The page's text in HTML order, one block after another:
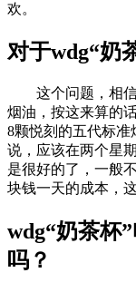
欢。
对于wdg“奶
这个问题，相
烟油，按这来算的
8颗悦刻的五代标
说，应该在两个星
是很好的了，一般
块钱一天的成本，
wdg“奶茶杯
吗？